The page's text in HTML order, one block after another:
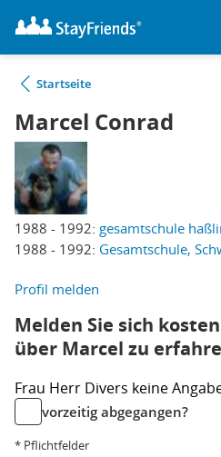
Startseite
Marcel Conrad
1988 - 1992: gesamtschule
1988 - 1992: Gesamtschule,
Profil melden
Melden Sie sich
über Marcel zu
Frau Herr Divers keine
vorzeitig abgegangen?
* Pflichtfelder